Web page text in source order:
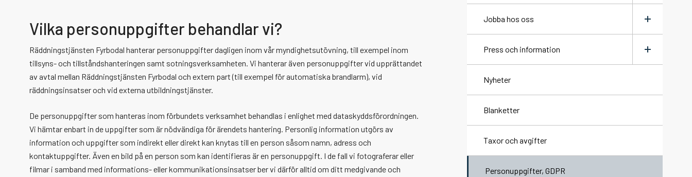
Vilka personuppgifter behandlar vi?
Räddningstjänsten Fyrbodal hanterar personuppgifter dagligen inom vår myndighetsutövning, till exempel inom
tillsyns- och tillståndshanteringen samt sotningsverksamheten. Vi hanterar även personuppgifter vid upprättandet
av avtal mellan Räddningstjänsten Fyrbodal och extern part (till exempel för automatiska brandlarm), vid
räddningsinsatser och vid externa utbildningstjänster.
De personuppgifter som hanteras inom förbundets verksamhet behandlas i enlighet med dataskyddsförordningen.
Vi hämtar enbart in de uppgifter som är nödvändiga för ärendets hantering. Personlig information utgörs av
information och uppgifter som indirekt eller direkt kan knytas till en person såsom namn, adress och
kontaktuppgifter. Även en bild på en person som kan identifieras är en personuppgift. I de fall vi fotograferar eller
filmar i samband med informations- eller kommunikationsinsatser ber vi därför alltid om ditt medgivande och
Styrdokument
Anslagstavla
Årsredovisning
Räddningsregion Västra Götaland
Jobba hos oss
Växla
Brandman heltid
Brandman deltid
Brandingenjör och brandinspektör
Praktik
Press och information
Växla
Grafisk profil
Nyheter
Blanketter
Taxor och avgifter
Personuppgifter, GDPR